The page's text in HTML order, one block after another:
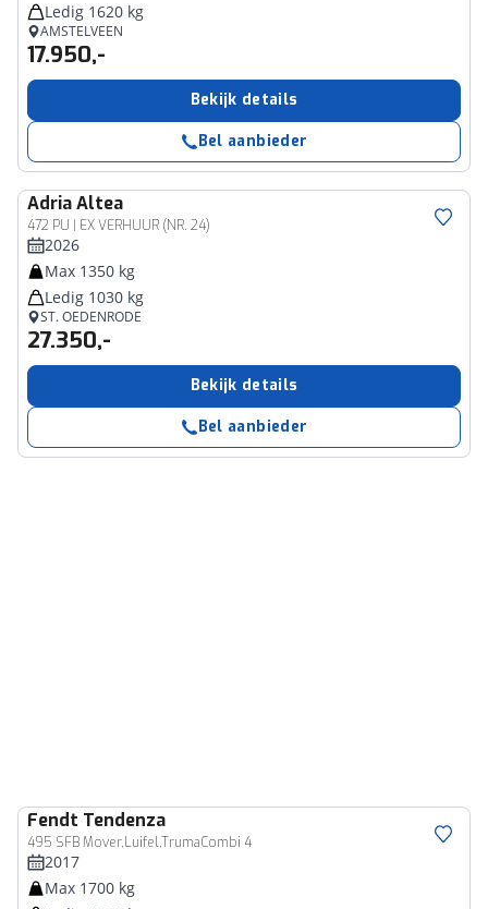
Ledig 1620 kg
AMSTELVEEN
17.950,-
Bekijk details
Bel aanbieder
AdriaAltea
472 PU | EX VERHUUR (NR. 24)
2026
Max 1350 kg
Ledig 1030 kg
ST. OEDENRODE
27.350,-
Bekijk details
Bel aanbieder
Fendt Tendenza
495 SFB Mover,Luifel,TrumaCombi 4
2017
Max 1700 kg